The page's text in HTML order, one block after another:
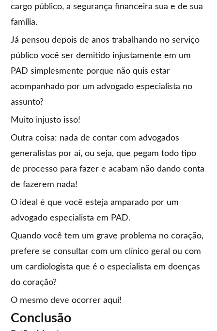
cargo público, a segurança financeira sua e de sua
família.
Já pensou depois de anos trabalhando no serviço
público você ser demitido injustamente em um
PAD simplesmente porque não quis estar
acompanhado por um advogado especialista no
assunto?
Muito injusto isso!
Outra coisa: nada de contar com advogados
generalistas por aí, ou seja, que pegam todo tipo
de processo para fazer e acabam não dando conta
de fazerem nada!
O ideal é que você esteja amparado por um
advogado especialista em PAD.
Quando você tem um grave problema no coração,
prefere se consultar com um clínico geral ou com
um cardiologista que é o especialista em doenças
do coração?
O mesmo deve ocorrer aqui!
Conclusão